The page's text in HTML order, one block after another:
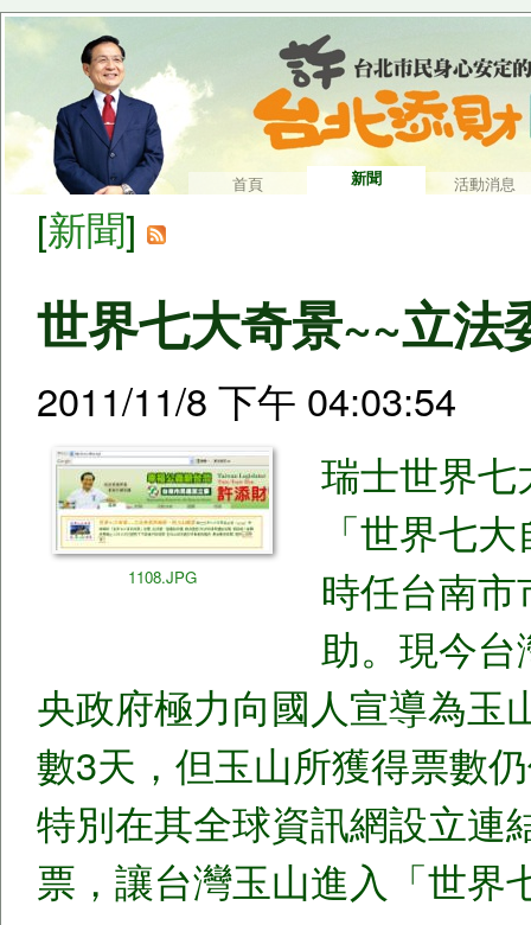
首頁 新聞 活動消息
[新聞]
世界七大奇景~~立法
2011/11/8 下午 04:03:54
1108.JPG
瑞士世界
「世界七
時任台南市
助。現今
央政府極力向國人宣導為玉
數3天，但玉山所獲得票數
特別在其全球資訊網設立連
票，讓台灣玉山進入「世界